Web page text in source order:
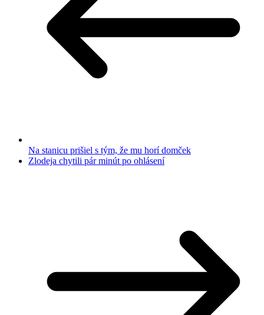
Na stanicu prišiel s tým, že mu horí domček
Zlodeja chytili pár minút po ohlásení